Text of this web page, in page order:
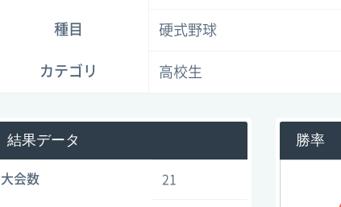
種目 硬式野球
カテゴリ 高校生
結果データ
大会数 21
勝率